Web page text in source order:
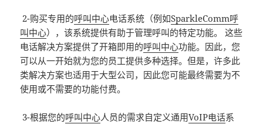
2-购买专用的呼叫中心电话系统（例如SparkleComm呼
叫中心），该系统提供有助于管理呼叫的特定功能。 这些
电话解决方案提供了开箱即用的呼叫中心功能。因此，您
可以从一开始就为您的员工提供多种选择。但是，许多此
类解决方案也适用于大型公司，因此您可能最终需要为不
使用或不需要的功能付费。
3-根据您的呼叫中心人员的需求自定义通用VoIP电话系